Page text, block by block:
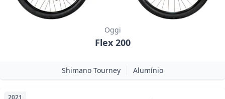
Oggi
Flex 200
Shimano Tourney Alumínio
2021